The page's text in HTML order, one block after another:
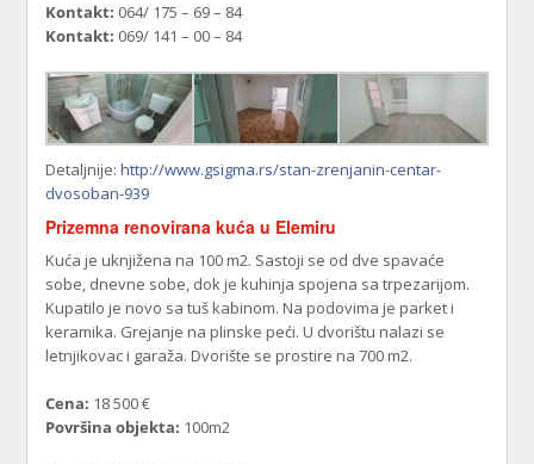
Kontakt: 064/ 175 – 69 – 84
Kontakt: 069/ 141 – 00 – 84
Detaljnije:http://www.gsigma.rs/stan-zrenjanin-centar-
dvosoban-939
Prizemna renovirana kuća u Elemiru
Kuća je uknjižena na 100 m2. Sastoji se od dve spavaće
sobe, dnevne sobe, dok je kuhinja spojena sa trpezarijom.
Kupatilo je novo sa tuš kabinom. Na podovima je parket i
keramika. Grejanje na plinske peći. U dvorištu nalazi se
letnjikovac i garaža. Dvorište se prostire na 700 m2.
Cena: 18 500 €
Površina objekta: 100m2